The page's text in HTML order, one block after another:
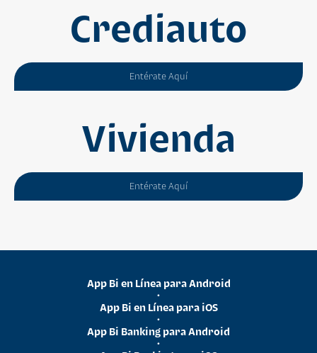
Crediauto
Entérate Aquí
Vivienda
Entérate Aquí
App Bi en Línea para Android
•
App Bi en Línea para iOS
•
App Bi Banking para Android
•